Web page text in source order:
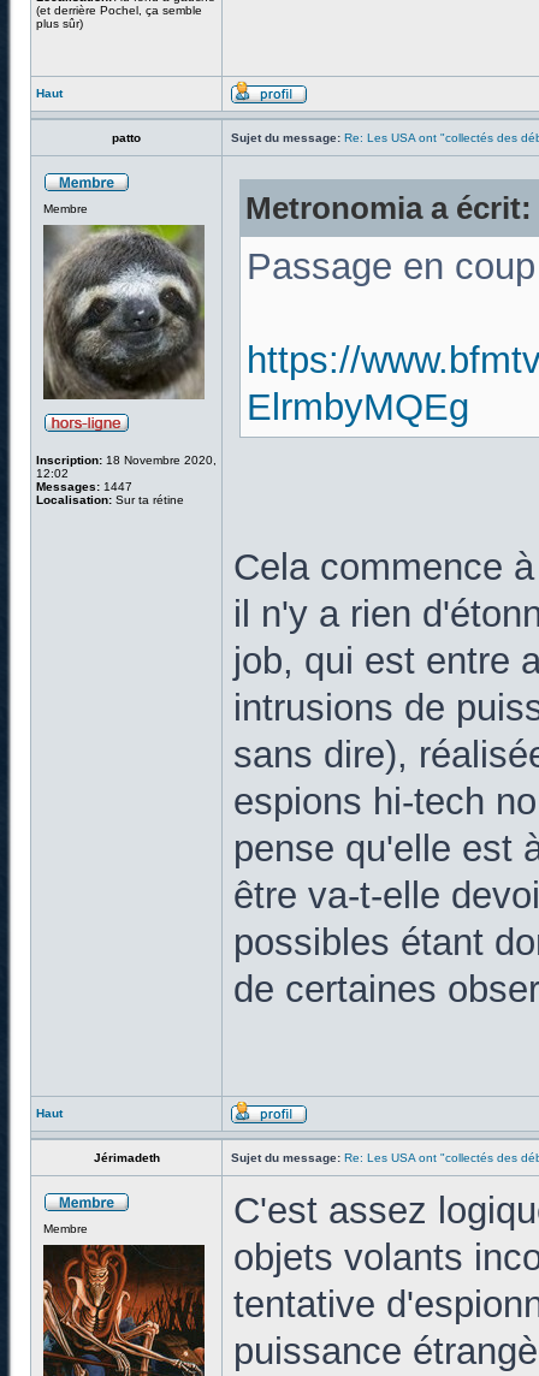
(et derrière Pochel, ça semble
plus sûr)
Haut
patto Sujet du message: Re: Les USA ont "collectés des
Membre
Inscription: 18 Novembre 2020,
12:02
Messages: 1447
Localisation: Sur ta rétine
Metronomia a écrit:
Passage en
https://
ElrmbyMQEg
Cela commence
il n'y a rien
job, qui est entre
intrusions de
sans dire),
espions hi-tech
pense qu'elle est
être va-t-elle
possibles étant
de certaines
Haut
Jérimadeth Sujet du message: Re: Les USA ont "collectés des
Membre
C'est assez
objets volants
tentative
puissance